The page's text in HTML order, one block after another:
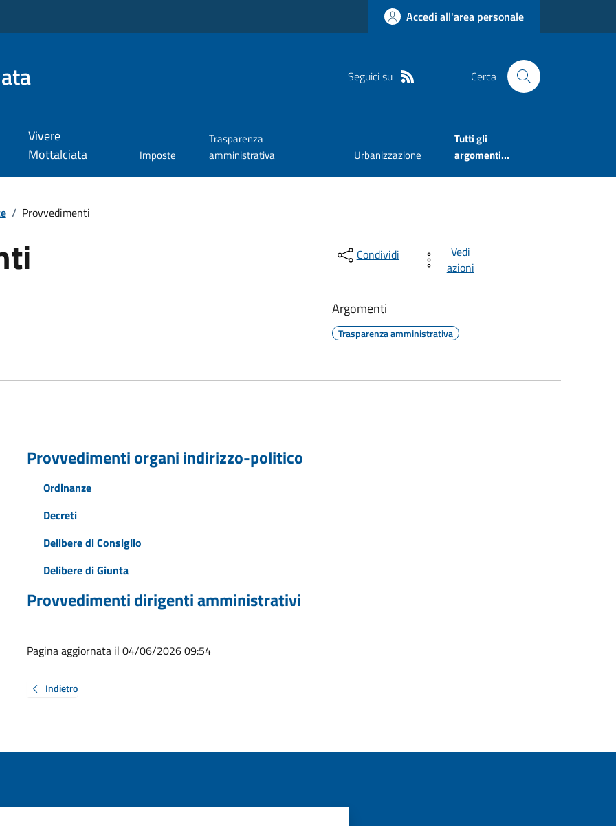
Accedi all'area personale
Seguici su Cerca
Vivere
Mottalciata
Imposte
Trasparenza
amministrativa
Urbanizzazione
Tutti gli
argomenti...
/ Provvedimenti
Condividi
Vedi
azioni
Argomenti
Trasparenza amministrativa
Provvedimenti organi indirizzo-politico
Ordinanze
Decreti
Delibere di Consiglio
Delibere di Giunta
Provvedimenti dirigenti amministrativi
Pagina aggiornata il 04/06/2026 09:54
Indietro